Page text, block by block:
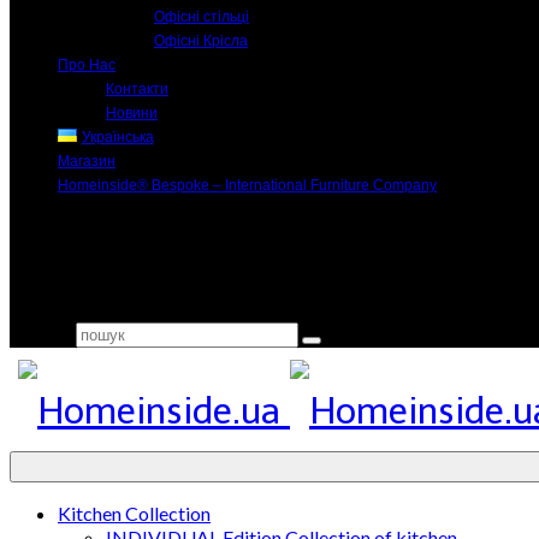
Офісні стільці
Офісні Крісла
Про Нас
Контакти
Новини
Українська
Магазин
Homeinside® Bespoke – International Furniture Company
Kitchen Collection